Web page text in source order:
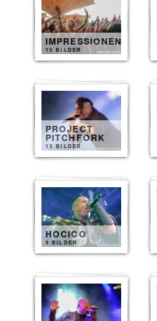
IMPRESSIONEN
15 BILDER
PROJECT
PITCHFORK
13 BILDER
HOCICO
9 BILDER